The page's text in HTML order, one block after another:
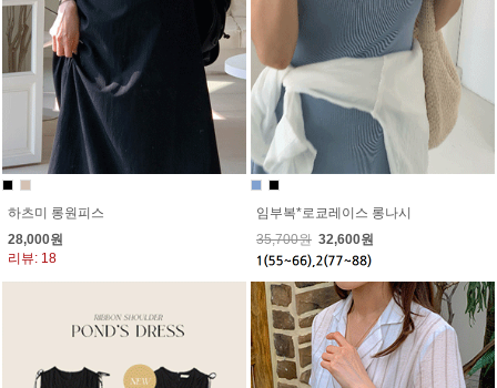
하츠미 롱원피스
28,000원
리뷰: 18
임부복*로쿄레이스 롱나시
35,700원 32,600원